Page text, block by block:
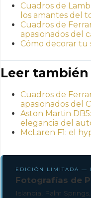
Cuadros de
los amantes del
Cuadros de
apasionados del
Cómo decorar tu
Leer también
Cuadros de
apasionados del
Aston Martin
elegancia del
McLaren F1: el
EDICIÓN LIMITADA —
Fotografías de
Islandia, Palm